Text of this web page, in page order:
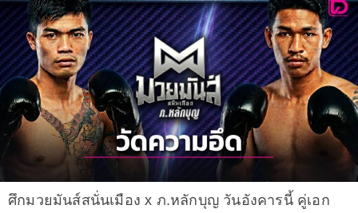
ศึกมวยมันส์สนั่นเมือง x ภ.หลักบุญ วันอังคารนี้ คู่เอก